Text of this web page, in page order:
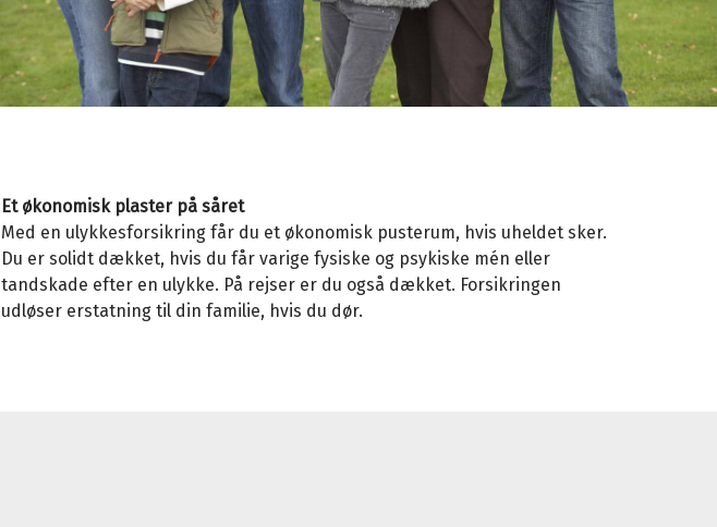
Et økonomisk plaster på såret
Med en ulykkesforsikring får du et økonomisk pusterum, hvis uheldet sker.
Du er solidt dækket, hvis du får varige fysiske og psykiske mén eller
tandskade efter en ulykke. På rejser er du også dækket. Forsikringen
udløser erstatning til din familie, hvis du dør.